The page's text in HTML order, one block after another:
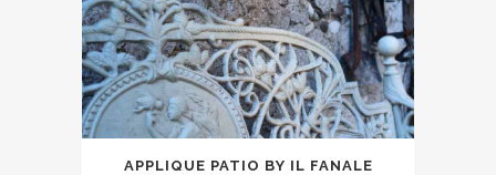
APPLIQUE PATIO BY IL FANALE